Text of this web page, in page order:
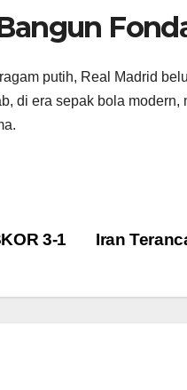
putih, Real Madrid
di era sepak bola
Iran
3-1